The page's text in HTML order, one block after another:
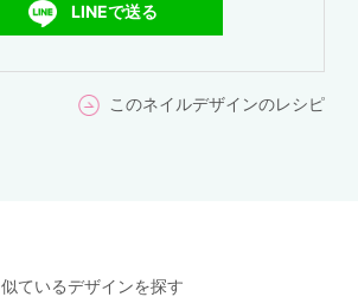
LINEで送る
このネイルデザインのレシピ
似ているデザインを探す